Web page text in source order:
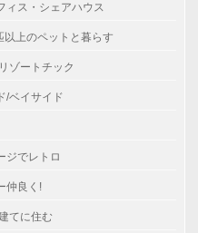
ィス・シェアハウス
以上のペットと暮らす
ゾートチック
/ベイサイド
ジでレトロ
仲良く!
てに住む